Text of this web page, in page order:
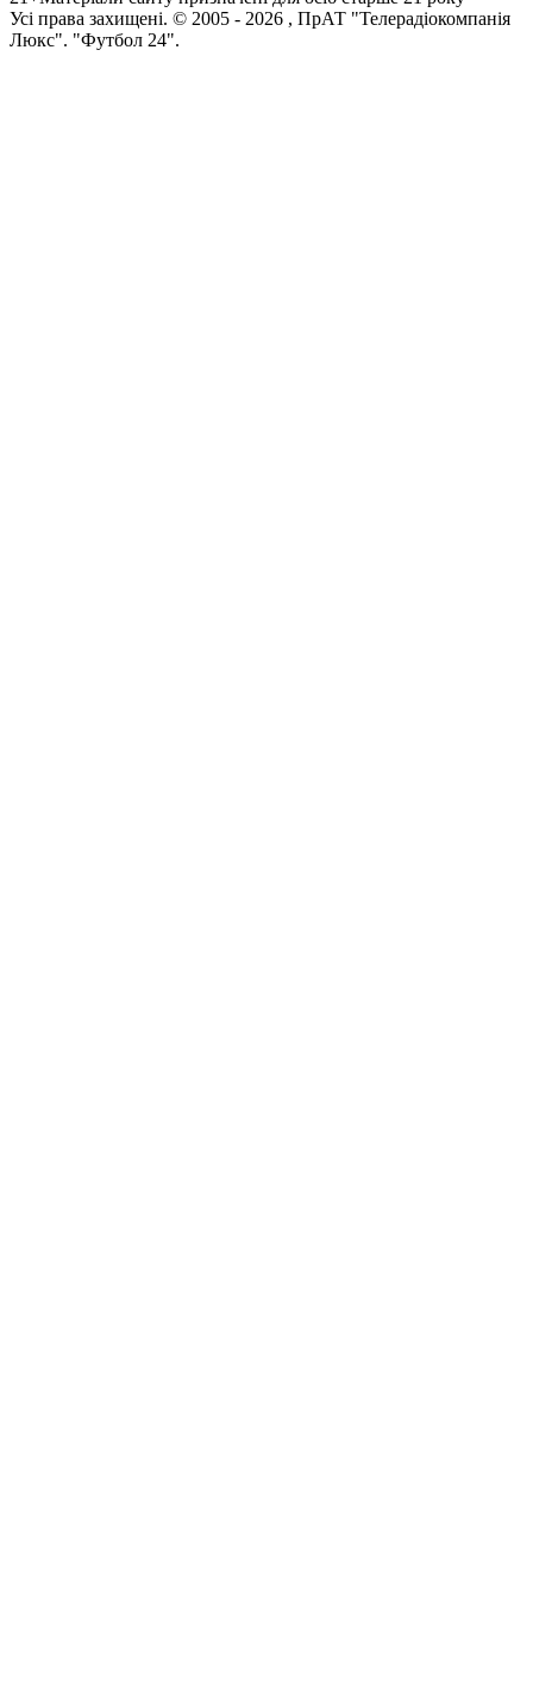
Усi права захищенi. © 2005 - 2026 , ПрАТ "Телерадіокомпанія
Люкс". "Футбол 24".